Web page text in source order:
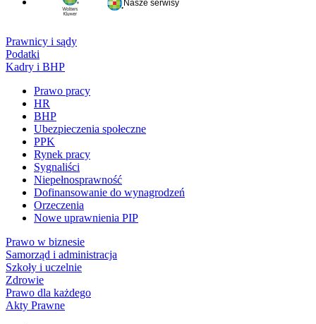
Nasze serwisy
Prawnicy i sądy
Podatki
Kadry i BHP
Prawo pracy
HR
BHP
Ubezpieczenia społeczne
PPK
Rynek pracy
Sygnaliści
Niepełnosprawność
Dofinansowanie do wynagrodzeń
Orzeczenia
Nowe uprawnienia PIP
Prawo w biznesie
Samorząd i administracja
Szkoły i uczelnie
Zdrowie
Prawo dla każdego
Akty Prawne